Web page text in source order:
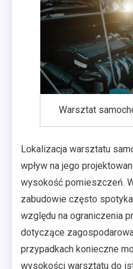
Warsztat
Lokalizacja warsztatu
wpływ na jego
wysokość pomieszczeń.
zabudowie często
względu na ograniczenia
dotyczące
przypadkach konieczne
wysokości warsztatu do